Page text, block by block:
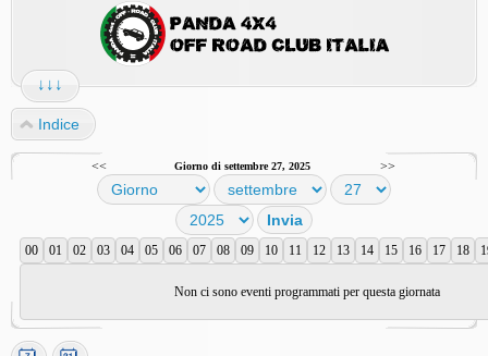
↓↓↓
Indice
<< Giorno di settembre 27, 2025 >>
00 01 02 03 04 05 06 07 08 09 10 11 12 13 14 15 16 17 18
Non ci sono eventi programmati per questa giornata